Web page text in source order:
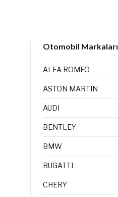
Otomobil Markaları
ALFA ROMEO
ASTON MARTIN
AUDI
BENTLEY
BMW
BUGATTI
CHERY